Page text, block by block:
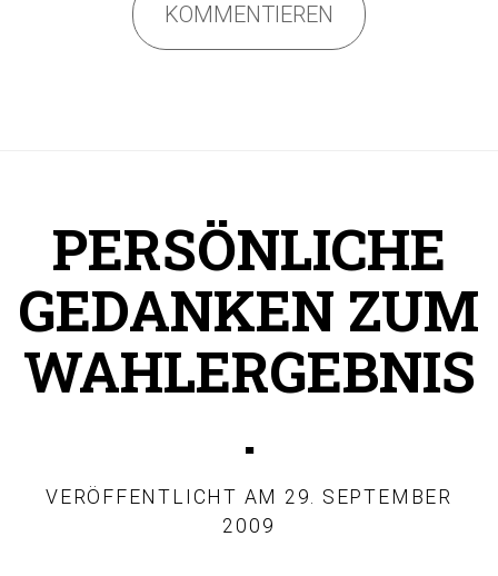
KOMMENTIEREN
PERSÖNLICHE
GEDANKEN ZUM
WAHLERGEBNIS
.
VERÖFFENTLICHT AM 29. SEPTEMBER
2009